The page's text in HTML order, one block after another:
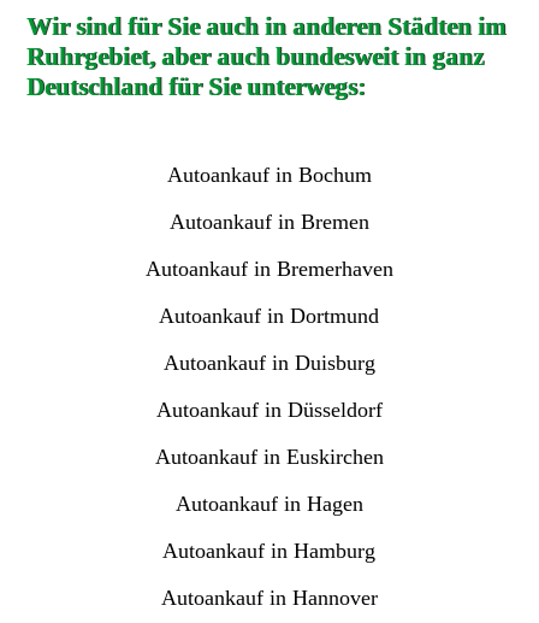
Wir sind für Sie auch in anderen Städten im
Ruhrgebiet, aber auch bundesweit in ganz
Deutschland für Sie unterwegs:
Autoankauf in Bochum
Autoankauf in Bremen
Autoankauf in Bremerhaven
Autoankauf in Dortmund
Autoankauf in Duisburg
Autoankauf in Düsseldorf
Autoankauf in Euskirchen
Autoankauf in Hagen
Autoankauf in Hamburg
Autoankauf in Hannover